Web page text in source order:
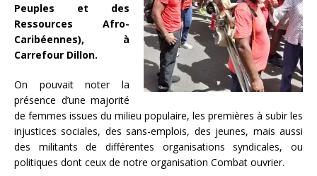
Peuples et des
Ressources Afro-
Caribéennes), à
Carrefour Dillon.
On pouvait noter la
présence d’une majorité
de femmes issues du milieu populaire, les premières à subir les
injustices sociales, des sans-emplois, des jeunes, mais aussi
des militants de différentes organisations syndicales, ou
politiques dont ceux de notre organisation Combat ouvrier.